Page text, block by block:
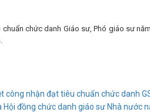
chức danh Giáo sư, Phó giáo sư
công nhận đạt tiêu chuẩn chức danh
Hội đồng chức danh giáo sư Nhà nước